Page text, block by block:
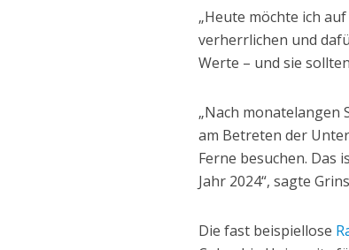
„Heute möchte ich
verherrlichen und
Werte – und sie
„Nach monatelangen
am Betreten der
Ferne besuchen. Das
Jahr 2024“, sagte
Die fast beispiellose